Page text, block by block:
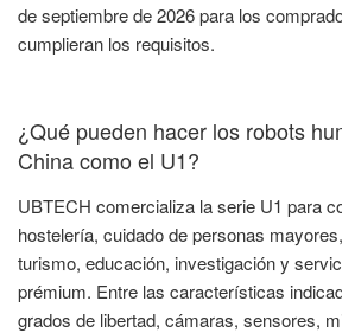
de septiembre de 2026 para los
cumplieran los requisitos.
¿Qué pueden hacer los robots
China como el U1?
UBTECH comercializa la serie U1 para
hostelería, cuidado de personas
turismo, educación, investigación y
prémium. Entre las características
grados de libertad, cámaras, sensores,